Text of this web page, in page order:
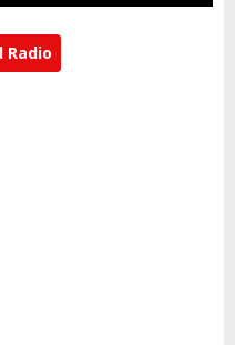
Radio